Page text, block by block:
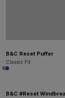
B&C Reset Puffer
Classic Fit
B&C #Reset